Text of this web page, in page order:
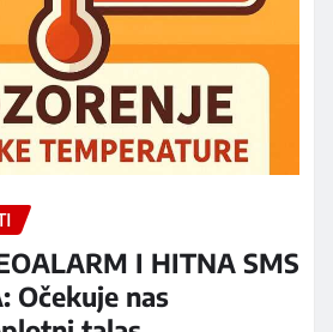
I HITNA SMS
Očekuje nas